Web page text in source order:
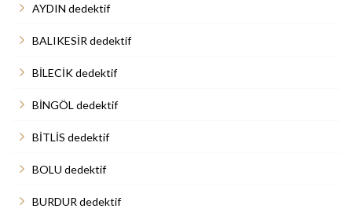
AYDIN dedektif
BALIKESİR dedektif
BİLECİK dedektif
BİNGÖL dedektif
BİTLİS dedektif
BOLU dedektif
BURDUR dedektif